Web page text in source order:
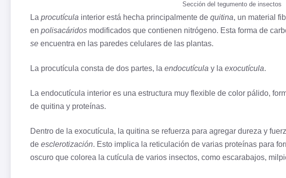
Sección del tegumento de insectos
La procutícula interior está hecha principalmente de quitina, un material
en polisacáridos modificados que contienen nitrógeno. Esta forma de
se encuentra en las paredes celulares de las plantas.
La procutícula consta de dos partes, la endocutícula y la exocutícula.
La endocutícula interior es una estructura muy flexible de color pálido,
de quitina y proteínas.
Dentro de la exocutícula, la quitina se refuerza para agregar dureza y
de esclerotización. Esto implica la reticulación de varias proteínas para
oscuro que colorea la cutícula de varios insectos, como escarabajos,